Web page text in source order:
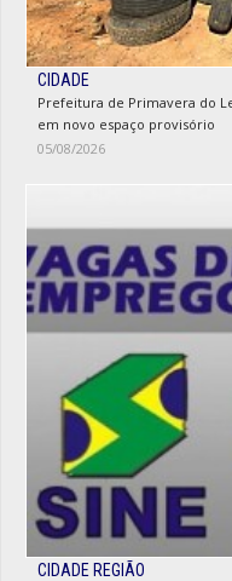
CIDADE
Prefeitura de Primavera do
em novo espaço provisório
05/08/2026
CIDADE REGIÃO